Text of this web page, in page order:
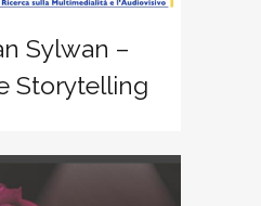
Sylwan –
Storytelling